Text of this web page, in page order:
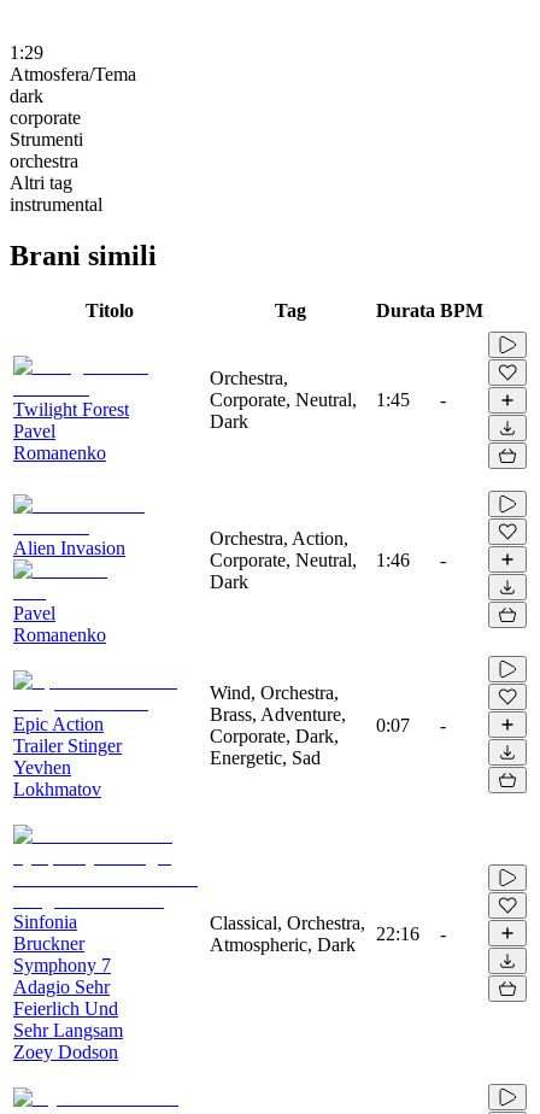
1:29
Atmosfera/Tema
dark
corporate
Strumenti
orchestra
Altri tag
instrumental
Brani simili
Titolo Tag Durata BPM
Twilight Forest
Pavel
Romanenko
Orchestra,
Corporate, Neutral,
Dark
1:45 -
Alien Invasion
Pavel
Romanenko
Orchestra, Action,
Corporate, Neutral,
Dark
1:46 -
Epic Action
Trailer Stinger
Yevhen
Lokhmatov
Wind, Orchestra,
Brass, Adventure,
Corporate, Dark,
Energetic, Sad
0:07 -
Sinfonia
Bruckner
Symphony 7
Adagio Sehr
Feierlich Und
Sehr Langsam
Zoey Dodson
Classical, Orchestra,
Atmospheric, Dark
22:16 -